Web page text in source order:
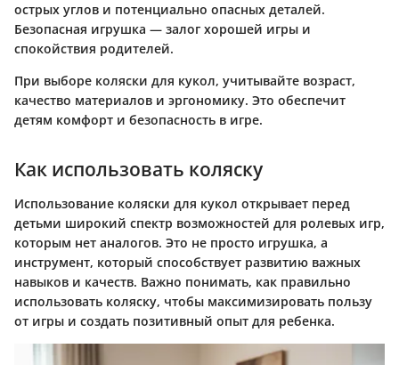
острых углов и потенциально опасных деталей.
Безопасная игрушка — залог хорошей игры и
спокойствия родителей.
При выборе коляски для кукол, учитывайте возраст,
качество материалов и эргономику. Это обеспечит
детям комфорт и безопасность в игре.
Как использовать коляску
Использование коляски для кукол открывает перед
детьми широкий спектр возможностей для ролевых игр,
которым нет аналогов. Это не просто игрушка, а
инструмент, который способствует развитию важных
навыков и качеств. Важно понимать, как правильно
использовать коляску, чтобы максимизировать пользу
от игры и создать позитивный опыт для ребенка.